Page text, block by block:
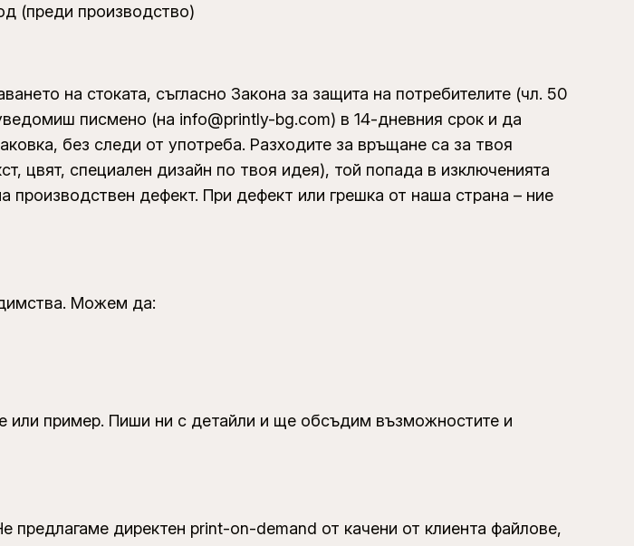
(преди производство)
на стоката, съгласно Закона за защита на потребителите (чл. 50
писмено (на info@printly-bg.com) в 14-дневния срок и да
без следи от употреба. Разходите за връщане са за твоя
цвят, специален дизайн по твоя идея), той попада в изключенията
дефект. При дефект или грешка от наша страна – ние
Можем да:
или пример. Пиши ни с детайли и ще обсъдим възможностите и
предлагаме директен print-on-demand от качени от клиента файлове,